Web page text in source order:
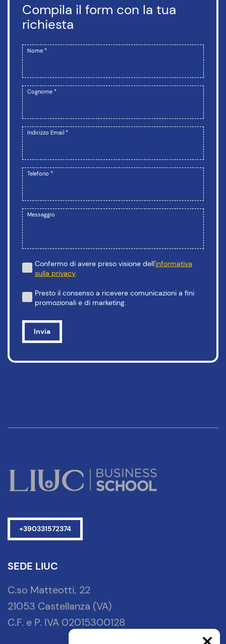
Compila il form con la tua
richiesta
Nome *
Cognome *
Indirizzo Email *
Telefono *
Messaggio
Confermo di avere preso visione dell'informativa
sulla privacy.
Presto il consenso a ricevere comunicazioni a fini
promozionali e di marketing.
+390331572374
SEDE LIUC
C.so Matteotti, 22
21053 Castellanza (VA)
C.F. e P. IVA 02015300128